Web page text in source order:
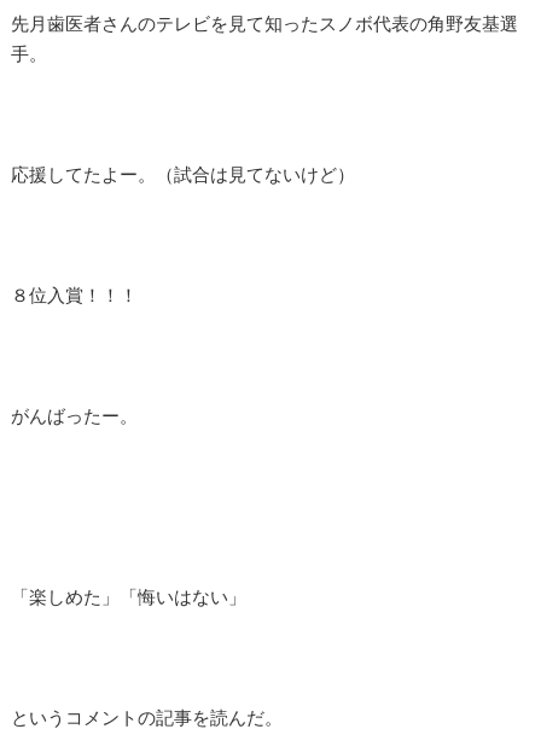
先月歯医者さんのテレビを見て知ったスノボ代表の角野友基選
手。
応援してたよー。（試合は見てないけど）
８位入賞！！！
がんばったー。
「楽しめた」「悔いはない」
というコメントの記事を読んだ。